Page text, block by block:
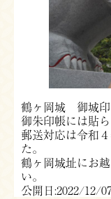
鶴ヶ岡城 御城
御朱印帳には貼
郵送対応は令和
た。
鶴ヶ岡城址にお
い。
公開日:2022/12/